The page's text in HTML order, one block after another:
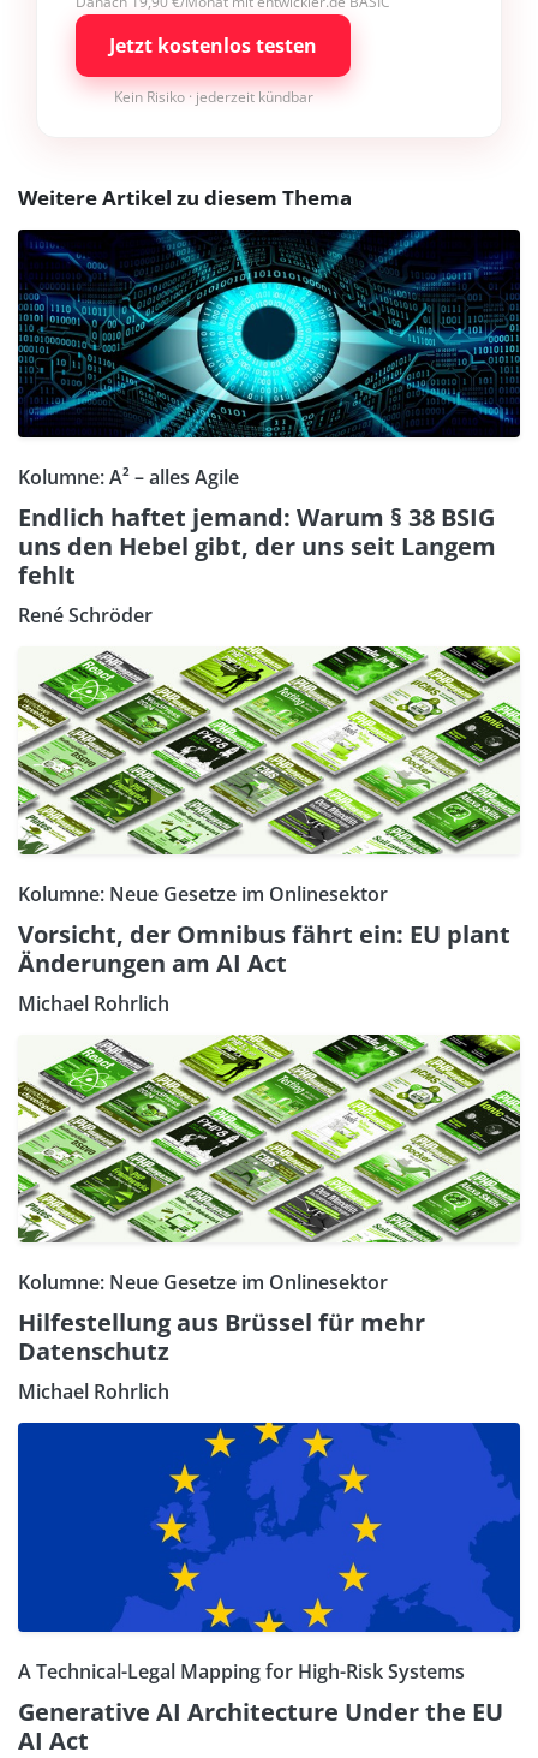
Jetzt kostenlos testen
Kein Risiko · jederzeit kündbar
Weitere Artikel zu diesem Thema
Kolumne: A² – alles Agile
Endlich haftet jemand: Warum § 38 BSIG
uns den Hebel gibt, der uns seit Langem
fehlt
René Schröder
Kolumne: Neue Gesetze im Onlinesektor
Vorsicht, der Omnibus fährt ein: EU plant
Änderungen am AI Act
Michael Rohrlich
Kolumne: Neue Gesetze im Onlinesektor
Hilfestellung aus Brüssel für mehr
Datenschutz
Michael Rohrlich
A Technical-Legal Mapping for High-Risk Systems
Generative AI Architecture Under the EU
AI Act